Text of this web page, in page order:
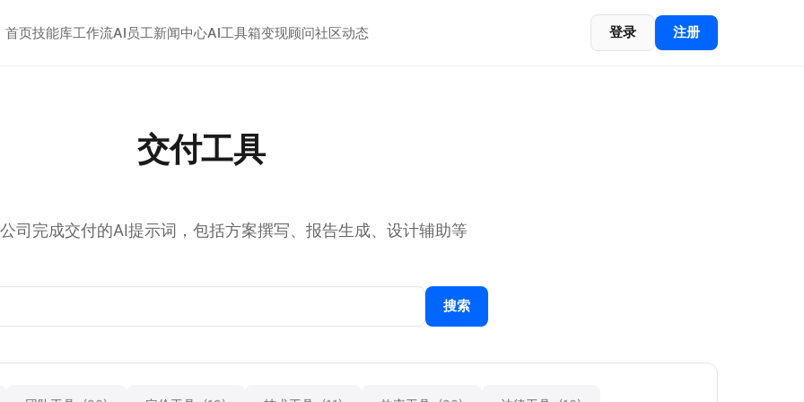
首页技能库工作流AI员工新闻中心AI工具箱变现顾问社区动态 登录 注册
交付工具
司完成交付的AI提示词，包括方案撰写、报告生成、设计辅助等
搜索